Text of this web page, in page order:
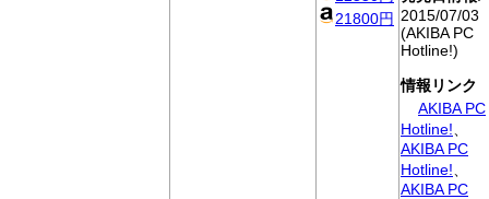
2015/07/03
(AKIBA PC
Hotline!)
情報リンク
AKIBA PC
Hotline!
AKIBA PC
Hotline!
AKIBA PC
21800円